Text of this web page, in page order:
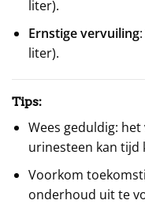
liter).
Ernstige vervuiling
liter).
Tips:
Wees geduldig:
urinesteen kan tijd
Voorkom
onderhoud uit te